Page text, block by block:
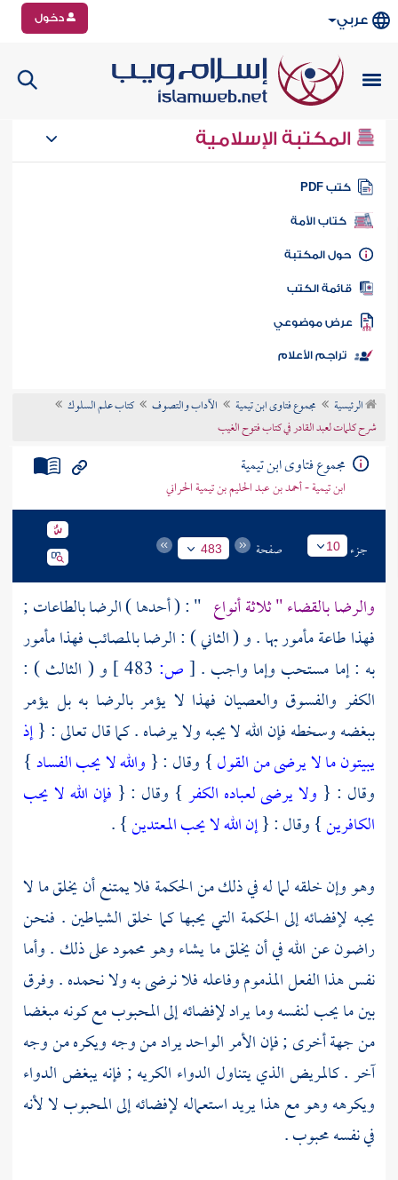
عربي دخول
المكتبة الإسلامية
كتب PDF
كتاب الأمة
المكتبة
الكتب
موضوعي
تراجم الأعلام
الرئيسية مجموع فتاوى ابن تيمية الآداب والتصوف
كتاب علم السلوك
شرح كلمات لعبد القادر في كتاب فتوح الغيب
مجموع فتاوى ابن تيمية
ابن تيمية - أحمد بن عبد الحليم بن تيمية الحراني
جزء 10 صفحة 483
والرضا بالقضاء " ثلاثة أنواع " : ( أحدها ) الرضا بالطاعات ;
فهذا طاعة مأمور بها . و ( الثاني ) : الرضا بالمصائب فهذا مأمور
به : إما مستحب وإما واجب . [ص:
و ( الثالث ) :
الكفر والفسوق والعصيان فهذا لا يؤمر بالرضا به بل يؤمر
ببغضه وسخطه فإن الله لا يحبه ولا يرضاه . كما قال تعالى : {إذ
يبيتون ما لا يرضى من القول} وقال : { والله لا يحب الفساد}
وقال : { ولا يرضى لعباده الكفر } وقال : { فإن الله لا يحب
الكافرين} وقال : {إن الله لا يحب المعتدين} .
وهو وإن خلقه لما له في ذلك من الحكمة فلا يمتنع أن يخلق ما لا
يحبه لإفضائه إلى الحكمة التي يحبها كما خلق الشياطين . فنحن
راضون عن الله في أن يخلق ما يشاء وهو محمود على ذلك . وأما
نفس هذا الفعل المذموم وفاعله فلا نرضى به ولا نحمده . وفرق
بين ما يحب لنفسه وما يراد لإفضائه إلى المحبوب مع كونه مبغضا
من جهة أخرى ; فإن الأمر الواحد يراد من وجه ويكره من وجه
آخر . كالمريض الذي يتناول الدواء الكريه ; فإنه يبغض الدواء
ويكرهه وهو مع هذا يريد استعماله لإفضائه إلى المحبوب لا لأنه
في نفسه محبوب .